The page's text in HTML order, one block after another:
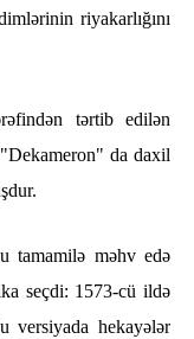
riyakarlığını
tərtib edilən
da daxil
tamamilə məhv edə
seçdi: 1573-cü ildə
versiyada hekayələr